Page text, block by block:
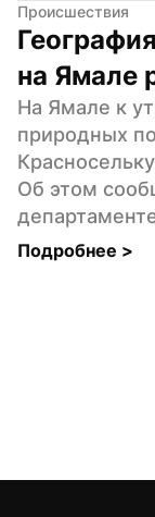
Происшествия
на Ямале
На Ямале к
природных
Об этом
Подробнее >